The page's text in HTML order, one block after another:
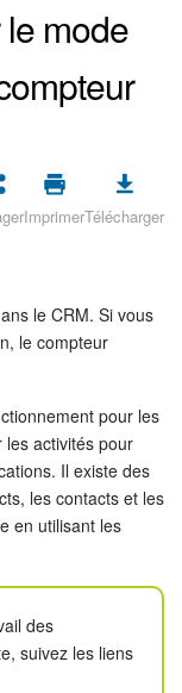
mode
ImprimerTélécharger
le CRM. Si vous
le compteur
pour les
les activités pour
Il existe des
les contacts et les
en utilisant les
des
suivez les liens